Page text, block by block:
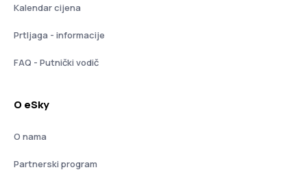
Kalendar cijena
Prtljaga - informacije
FAQ - Putnički vodič
O eSky
O nama
Partnerski program